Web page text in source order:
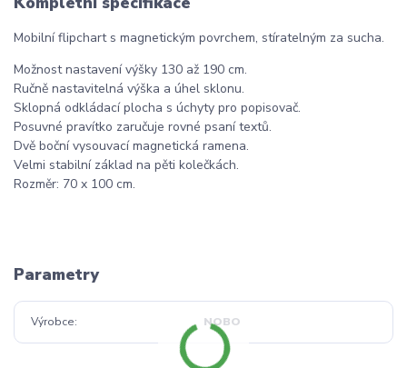
Mobilní flipchart s magnetickým povrchem, stíratelným za sucha.
Možnost nastavení výšky 130 až 190 cm.
Ručně nastavitelná výška a úhel sklonu.
Sklopná odkládací plocha s úchyty pro popisovač.
Posuvné pravítko zaručuje rovné psaní textů.
Dvě boční vysouvací magnetická ramena.
Velmi stabilní základ na pěti kolečkách.
Rozměr: 70 x 100 cm.
Parametry
Výrobce NOBO